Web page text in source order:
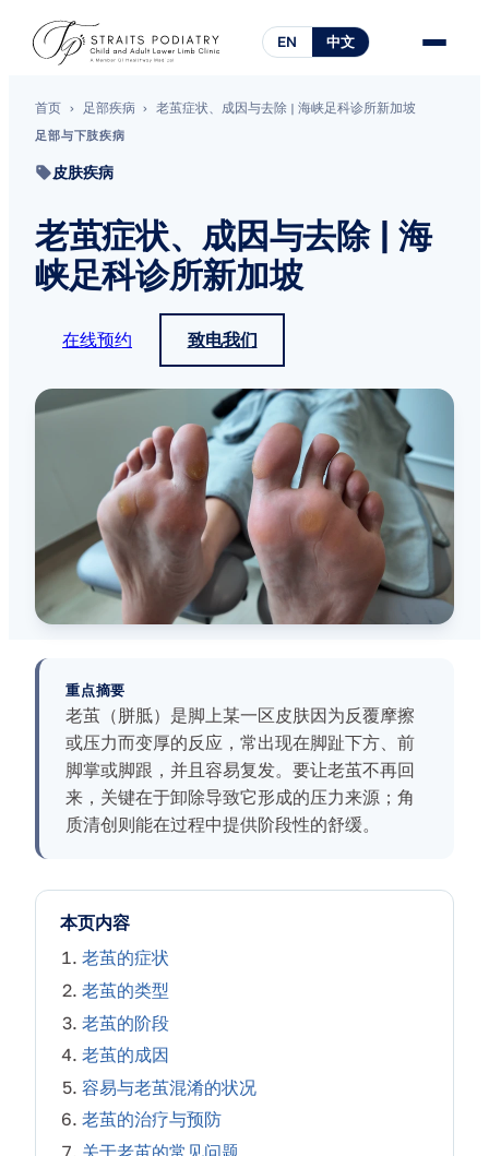
EN 中文
首页 › 足部疾病 › 老茧症状、成因与去除 | 海峡足科诊所新加坡
足部与下肢疾病
皮肤疾病
老茧症状、成因与去除 | 海
峡足科诊所新加坡
在线预约 致电我们
重点摘要
老茧（胼胝）是脚上某一区皮肤因为反覆摩擦
或压力而变厚的反应，常出现在脚趾下方、前
脚掌或脚跟，并且容易复发。要让老茧不再回
来，关键在于卸除导致它形成的压力来源；角
质清创则能在过程中提供阶段性的舒缓。
本页内容
老茧的症状
老茧的类型
老茧的阶段
老茧的成因
容易与老茧混淆的状况
老茧的治疗与预防